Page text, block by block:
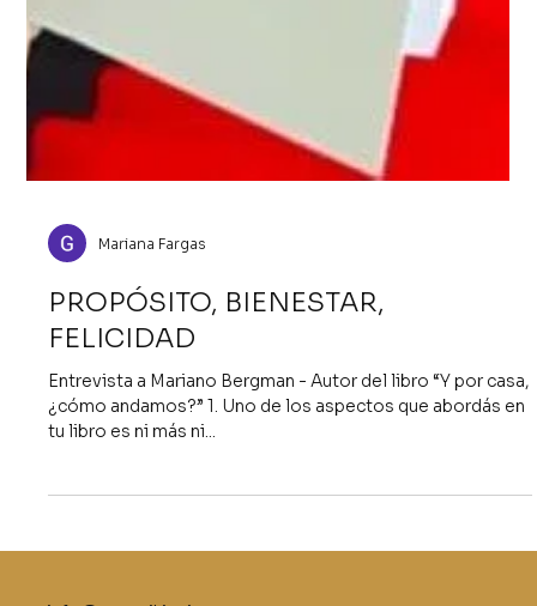
Mariana Fargas
PROPÓSITO, BIENESTAR,
FELICIDAD
tu libro es ni más ni...